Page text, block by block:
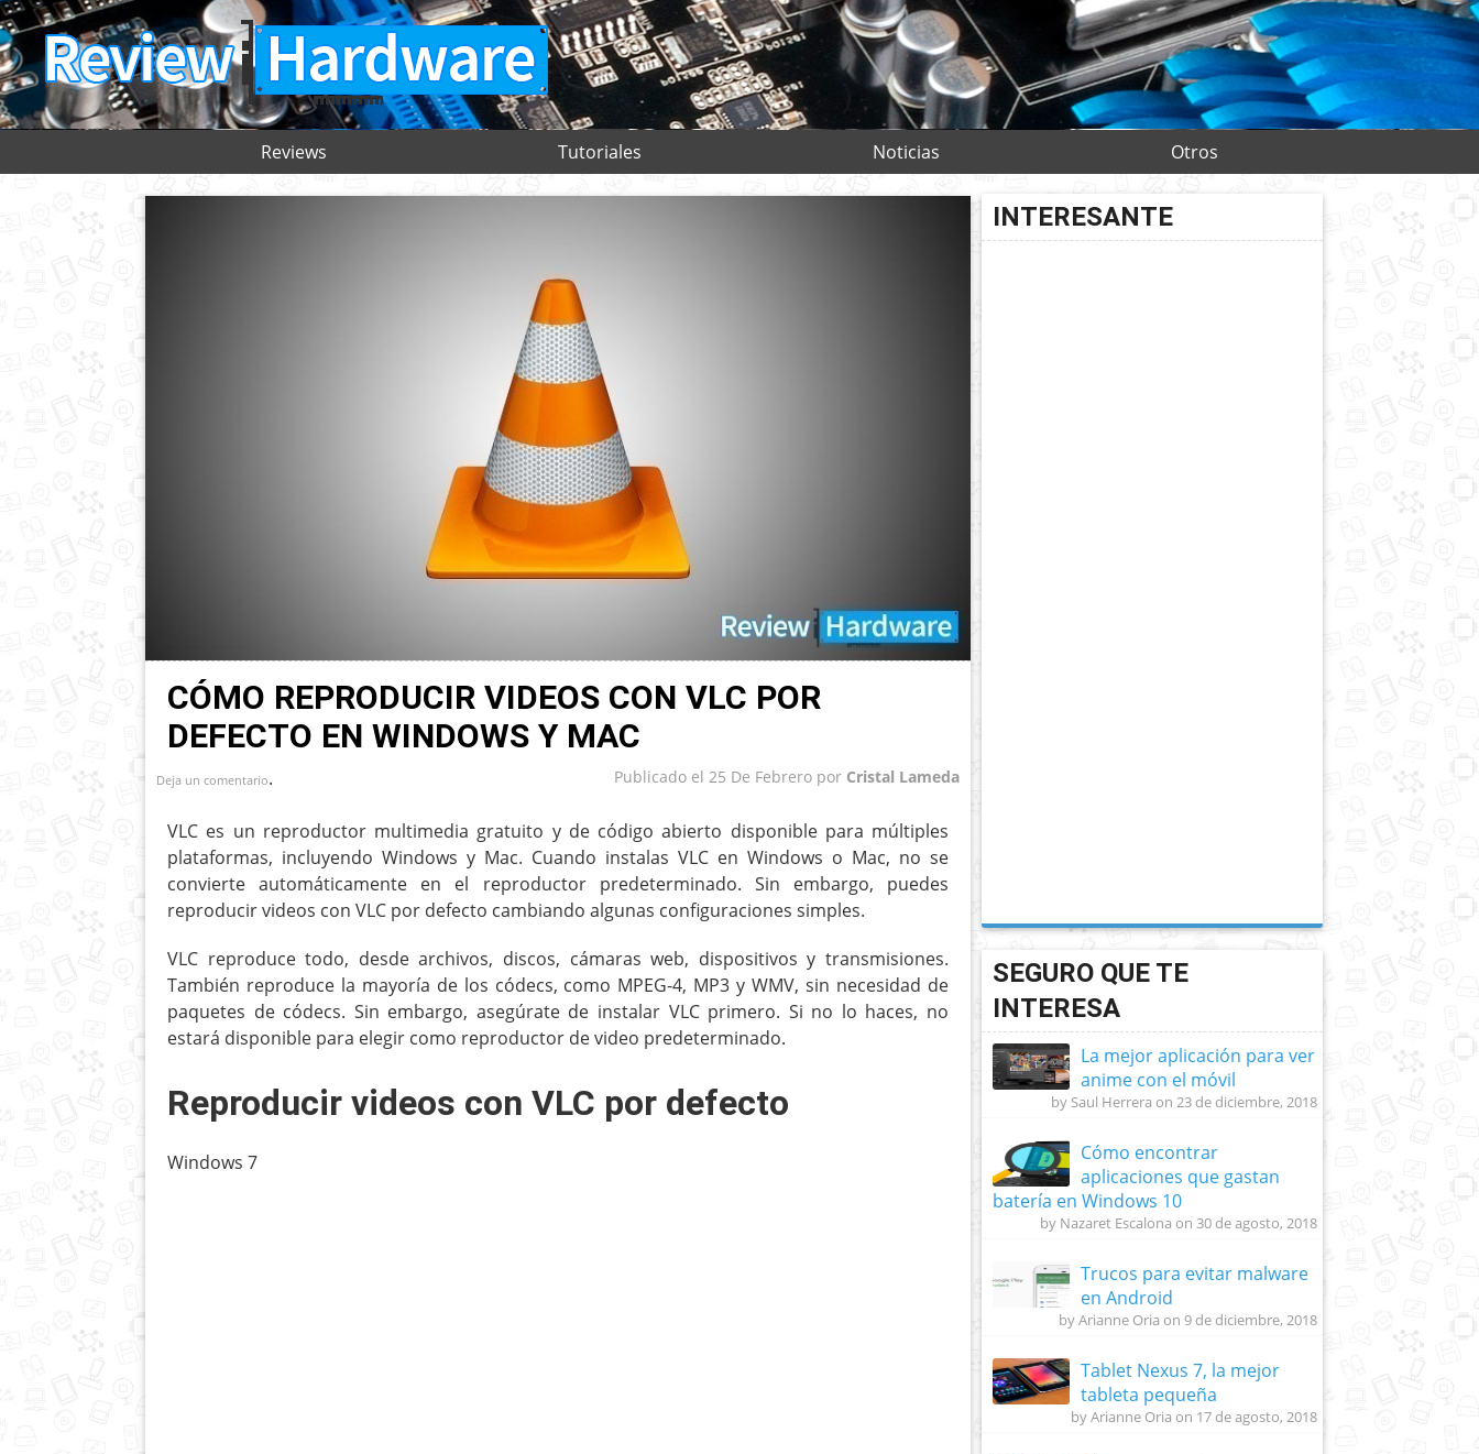
Reviews Tutoriales Noticias Otros
CÓMO REPRODUCIR VIDEOS CON VLC POR
DEFECTO EN WINDOWS Y MAC
Publicado el 25 De Febrero por Cristal Lameda
Deja un comentario.
VLC es un reproductor multimedia gratuito y de código abierto disponible para múltiples
plataformas, incluyendo Windows y Mac. Cuando instalas VLC en Windows o Mac, no se
convierte automáticamente en el reproductor predeterminado. Sin embargo, puedes
reproducir videos con VLC por defecto cambiando algunas configuraciones simples.
VLC reproduce todo, desde archivos, discos, cámaras web, dispositivos y transmisiones.
También reproduce la mayoría de los códecs, como MPEG-4, MP3 y WMV, sin necesidad de
paquetes de códecs. Sin embargo, asegúrate de instalar VLC primero. Si no lo haces, no
estará disponible para elegir como reproductor de video predeterminado.
Reproducir videos con VLC por defecto
Windows 7
INTERESANTE
SEGURO QUE TE
INTERESA
La mejor aplicación para ver
anime con el móvil
by Saul Herrera on 23 de diciembre, 2018
Cómo encontrar
aplicaciones que gastan
batería en Windows 10
by Nazaret Escalona on 30 de agosto, 2018
Trucos para evitar malware
en Android
by Arianne Oria on 9 de diciembre, 2018
Tablet Nexus 7, la mejor
tableta pequeña
by Arianne Oria on 17 de agosto, 2018